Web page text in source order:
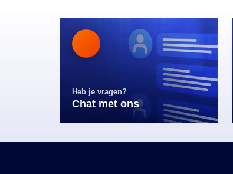
Heb je vragen?
Chat met ons